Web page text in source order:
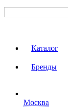
Каталог
Бренды
Москва